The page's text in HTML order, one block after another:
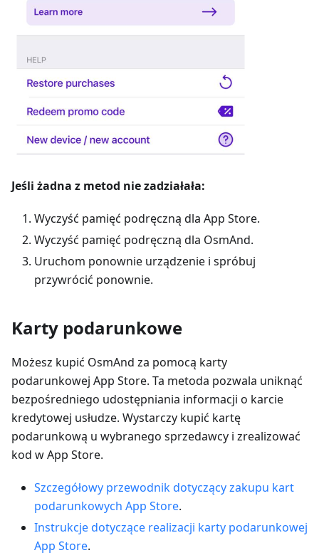
Jeśli żadna z metod nie zadziałała:
Wyczyść pamięć podręczną dla App Store.
Wyczyść pamięć podręczną dla OsmAnd.
Uruchom ponownie urządzenie i spróbuj
przywrócić ponownie.
Karty podarunkowe
Możesz kupić OsmAnd za pomocą karty
podarunkowej App Store. Ta metoda pozwala uniknąć
bezpośredniego udostępniania informacji o karcie
kredytowej usłudze. Wystarczy kupić kartę
podarunkową u wybranego sprzedawcy i zrealizować
kod w App Store.
Szczegółowy przewodnik dotyczący zakupu kart
podarunkowych App Store.
Instrukcje dotyczące realizacji karty podarunkowej
App Store.